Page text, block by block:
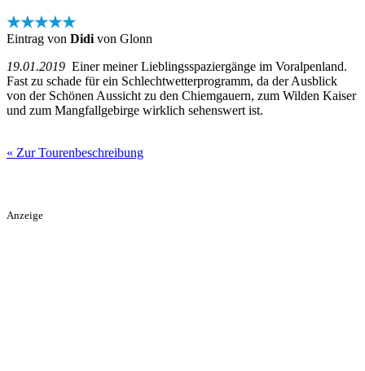
★★★★★
Eintrag von Didi von Glonn
19.01.2019 Einer meiner Lieblingsspaziergänge im Voralpenland.
Fast zu schade für ein Schlechtwetterprogramm, da der Ausblick
von der Schönen Aussicht zu den Chiemgauern, zum Wilden Kaiser
und zum Mangfallgebirge wirklich sehenswert ist.
« Zur Tourenbeschreibung
Anzeige